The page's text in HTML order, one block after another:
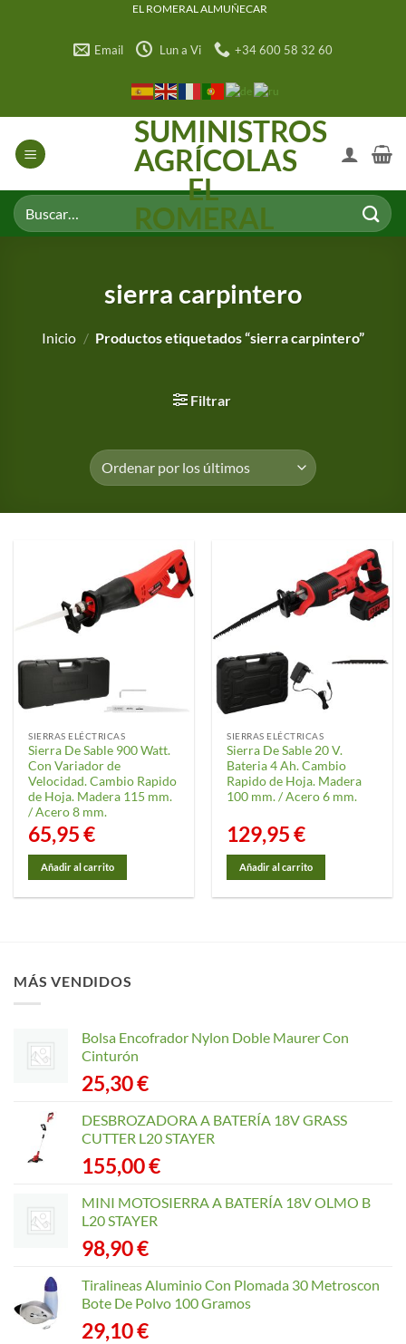
EL ROMERAL ALMUÑECAR
Email Lun a Vi +34 600 58 32 60
SUMINISTROS
AGRÍCOLAS
EL
ROMERAL
Buscar
por:
sierra carpintero
Inicio / Productos etiquetados “sierra carpintero”
Filtrar
SIERRAS ELÉCTRICAS
Sierra De Sable 900 Watt.
Con Variador de
Velocidad. Cambio Rapido
de Hoja. Madera 115 mm.
/ Acero 8 mm.
65,95€
Añadir al carrito
SIERRAS ELÉCTRICAS
Sierra De Sable 20 V.
Bateria 4 Ah. Cambio
Rapido de Hoja. Madera
100 mm. / Acero 6 mm.
129,95€
Añadir al carrito
MÁS VENDIDOS
Bolsa Encofrador Nylon Doble Maurer Con
Cinturón
25,30€
DESBROZADORA A BATERÍA 18V GRASS
CUTTER L20 STAYER
155,00€
MINI MOTOSIERRA A BATERÍA 18V OLMO B
L20 STAYER
98,90€
Tiralineas Aluminio Con Plomada 30 Metroscon
Bote De Polvo 100 Gramos
29,10€